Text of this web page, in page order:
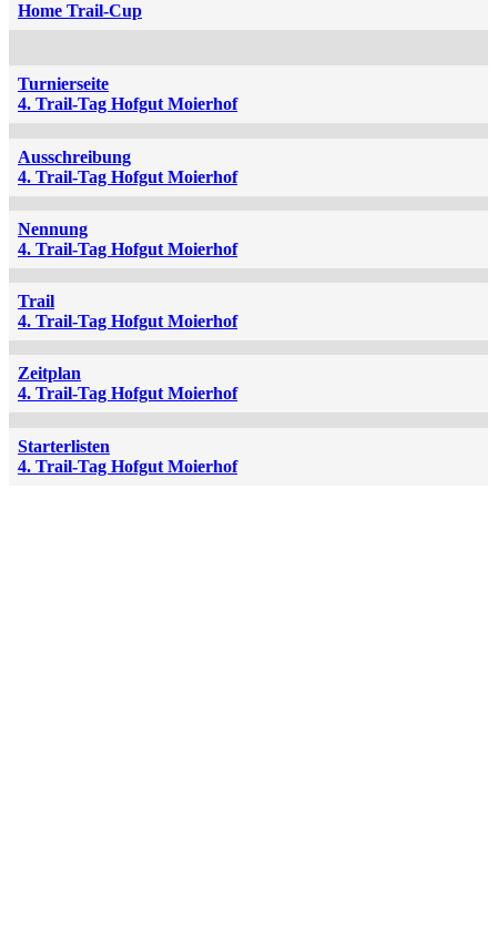
Home Trail-Cup
Turnierseite
4. Trail-Tag Hofgut Moierhof
Ausschreibung
4. Trail-Tag Hofgut Moierhof
Nennung
4. Trail-Tag Hofgut Moierhof
Trail
4. Trail-Tag Hofgut Moierhof
Zeitplan
4. Trail-Tag Hofgut Moierhof
Starterlisten
4. Trail-Tag Hofgut Moierhof